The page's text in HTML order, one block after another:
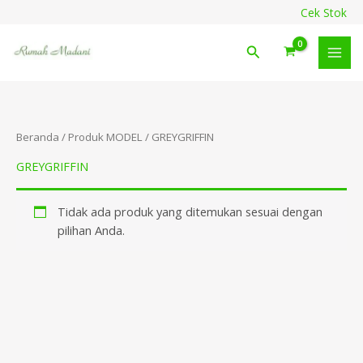
konten
Cek Stok
Cari
Beranda / Produk MODEL / GREYGRIFFIN
GREYGRIFFIN
Tidak ada produk yang ditemukan sesuai dengan
pilihan Anda.